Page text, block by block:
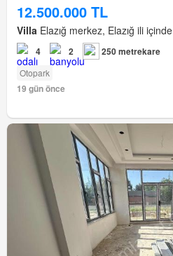
12.500.000 TL
Villa Elazığ merkez, Elazığ ili içinde
4 2 250 metrekare
Otopark
19 gün önce